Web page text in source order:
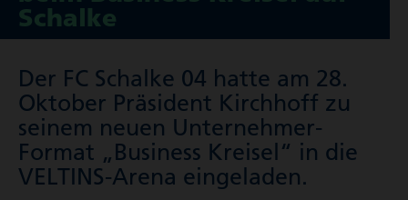
Schalke
Der FC Schalke 04 hatte am 28.
Oktober Präsident Kirchhoff zu
seinem neuen Unternehmer-
Format „Business Kreisel“ in die
VELTINS-Arena eingeladen.